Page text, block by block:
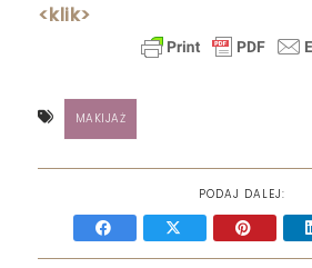
<klik>
MAKIJAŻ
PODAJ DALEJ: